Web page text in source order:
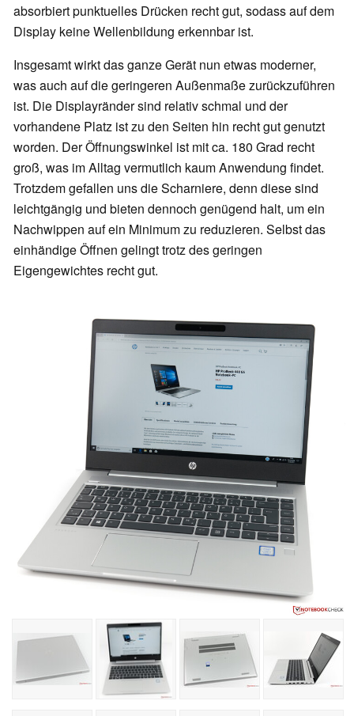
absorbiert punktuelles Drücken recht gut, sodass auf dem
Display keine Wellenbildung erkennbar ist.
Insgesamt wirkt das ganze Gerät nun etwas moderner,
was auch auf die geringeren Außenmaße zurückzuführen
ist. Die Displayränder sind relativ schmal und der
vorhandene Platz ist zu den Seiten hin recht gut genutzt
worden. Der Öffnungswinkel ist mit ca. 180 Grad recht
groß, was im Alltag vermutlich kaum Anwendung findet.
Trotzdem gefallen uns die Scharniere, denn diese sind
leichtgängig und bieten dennoch genügend halt, um ein
Nachwippen auf ein Minimum zu reduzieren. Selbst das
einhändige Öffnen gelingt trotz des geringen
Eigengewichtes recht gut.